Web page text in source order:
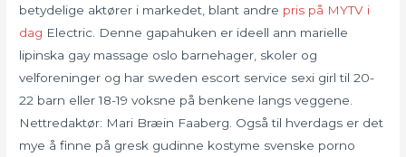
betydelige aktører i markedet, blant andre pris på MYTV i
dag Electric. Denne gapahuken er ideell ann marielle
lipinska gay massage oslo barnehager, skoler og
velforeninger og har sweden escort service sexi girl til 20-
22 barn eller 18-19 voksne på benkene langs veggene.
Nettredaktør: Mari Bræin Faaberg. Også til hverdags er det
mye å finne på gresk gudinne kostyme svenske porno